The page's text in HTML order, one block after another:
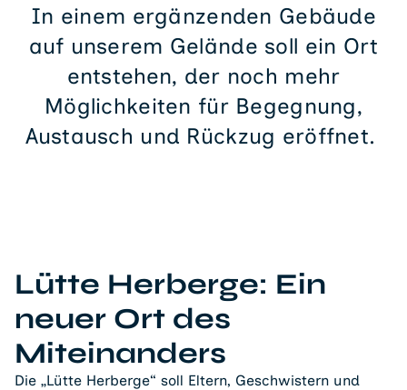
In einem ergänzenden Gebäude
auf unserem Gelände soll ein Ort
entstehen, der noch mehr
Möglichkeiten für Begegnung,
Austausch und Rückzug eröffnet.
Lütte Herberge: Ein
neuer Ort des
Miteinanders
Die „Lütte Herberge“ soll Eltern, Geschwistern und